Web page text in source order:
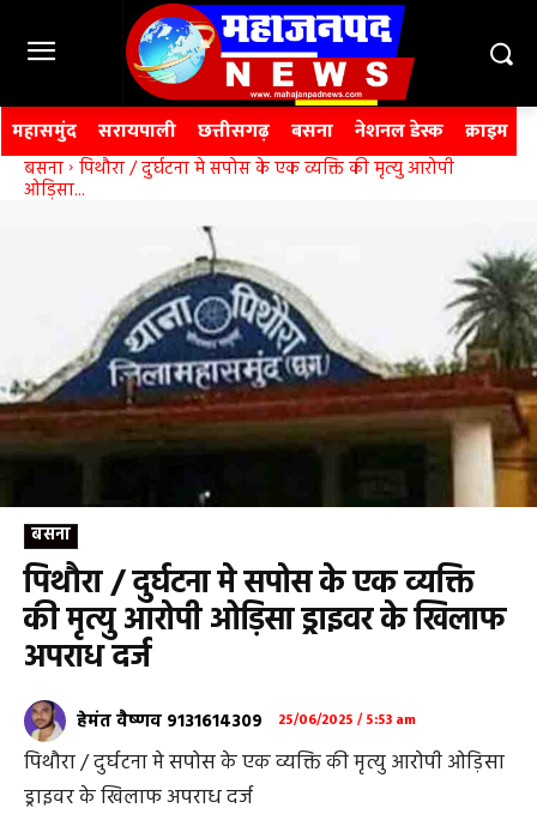
महासमुंद सरायपाली छत्तीसगढ़ बसना नेशनल डेस्क क्राइम
बसना पिथौरा / दुर्घटना मे सपोस के एक व्यक्ति की मृत्यु आरोपी
ओड़िसा...
बसना
पिथौरा / दुर्घटना मे सपोस के एक व्यक्ति
की मृत्यु आरोपी ओड़िसा ड्राइवर के खिलाफ
अपराध दर्ज
हेमंत वैष्णव 9131614309 25/06/2025 / 5:53 am
पिथौरा / दुर्घटना मे सपोस के एक व्यक्ति की मृत्यु आरोपी ओड़िसा
ड्राइवर के खिलाफ अपराध दर्ज